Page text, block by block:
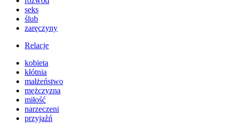
seks
ślub
zaręczyny
Relacje
kobieta
kłótnia
małżeństwo
mężczyzna
miłość
narzeczeni
przyjaźń